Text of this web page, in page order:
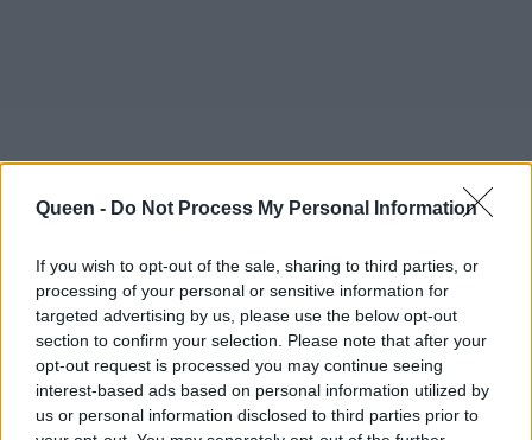
Queen - Do Not Process My Personal Information
If you wish to opt-out of the sale, sharing to third parties, or
processing of your personal or sensitive information for
targeted advertising by us, please use the below opt-out
section to confirm your selection. Please note that after your
opt-out request is processed you may continue seeing
interest-based ads based on personal information utilized by
us or personal information disclosed to third parties prior to